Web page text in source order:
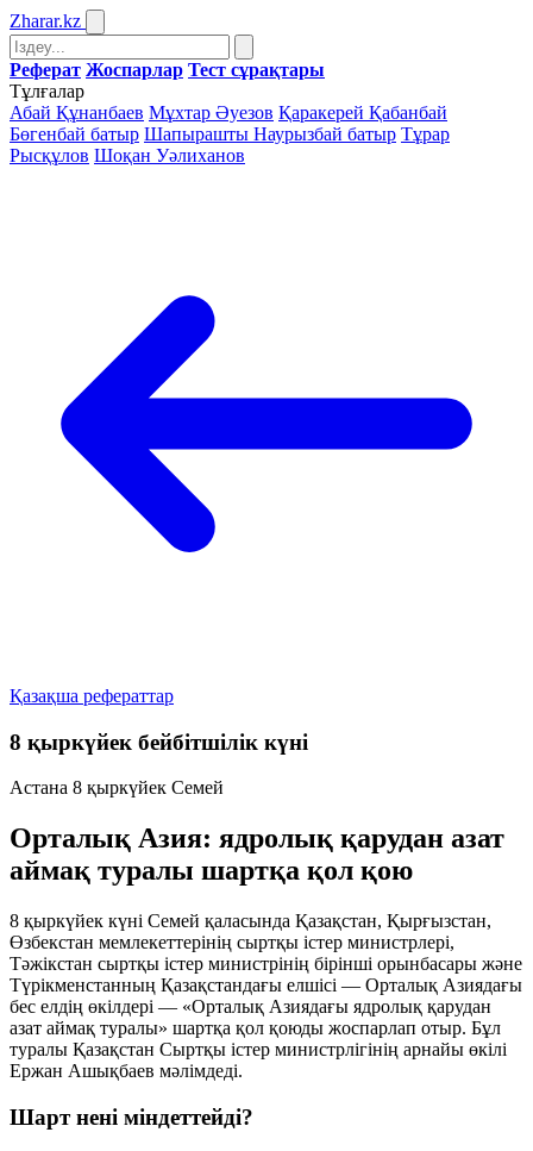
Zharar.kz
Реферат Жоспарлар Тест сұрақтары
Тұлғалар
Абай Құнанбаев Мұхтар Әуезов Қаракерей Қабанбай
Бөгенбай батыр Шапырашты Наурызбай батыр Тұрар
Рысқұлов Шоқан Уәлиханов
Қазақша рефераттар
8 қыркүйек бейбітшілік күні
Астана 8 қыркүйек Семей
Орталық Азия: ядролық қарудан азат
аймақ туралы шартқа қол қою
8 қыркүйек күні Семей қаласында Қазақстан, Қырғызстан,
Өзбекстан мемлекеттерінің сыртқы істер министрлері,
Тәжікстан сыртқы істер министрінің бірінші орынбасары және
Түрікменстанның Қазақстандағы елшісі — Орталық Азиядағы
бес елдің өкілдері — «Орталық Азиядағы ядролық қарудан
азат аймақ туралы» шартқа қол қоюды жоспарлап отыр. Бұл
туралы Қазақстан Сыртқы істер министрлігінің арнайы өкілі
Ержан Ашықбаев мәлімдеді.
Шарт нені міндеттейді?